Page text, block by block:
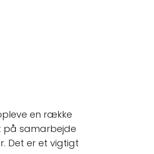
en række
på samarbejde
Det er et vigtigt